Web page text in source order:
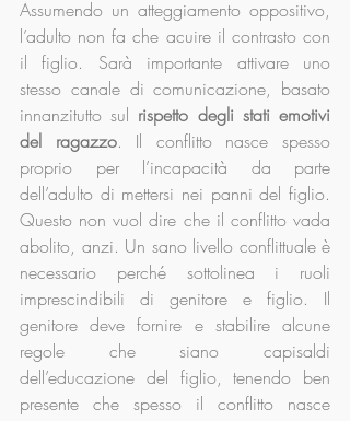
Assumendo un atteggiamento oppositivo,
l’adulto non fa che acuire il contrasto con
il figlio. Sarà importante attivare uno
stesso canale di comunicazione, basato
innanzitutto sul rispetto degli stati emotivi
del ragazzo. Il conflitto nasce spesso
proprio per l’incapacità da parte
dell’adulto di mettersi nei panni del figlio.
Questo non vuol dire che il conflitto vada
abolito, anzi. Un sano livello conflittuale è
necessario perché sottolinea i ruoli
imprescindibili di genitore e figlio. Il
genitore deve fornire e stabilire alcune
regole che siano capisaldi
dell’educazione del figlio, tenendo ben
presente che spesso il conflitto nasce